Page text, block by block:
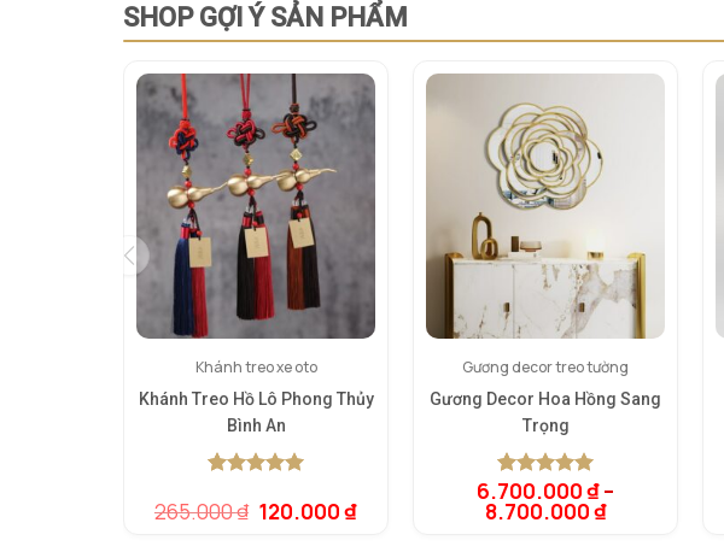
SHOP GỢI Ý SẢN PHẨM
Khánh treo xe oto
Khánh Treo Hồ Lô Phong Thủy
Bình An
dựa trên
265.000₫ Giá
120.000₫Giá
Gương decor treo tường
Gương Decor Hoa Hồng Sang
Trọng
5.00trên 5
dựa trên
1
6.700.000₫–
8.700.000₫